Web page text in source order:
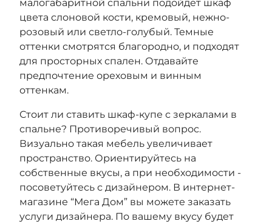
малогабаритной спальни подойдет шкаф
цвета слоновой кости, кремовый, нежно-
розовый или светло-голубый. Темные
оттенки смотрятся благородно, и подходят
для просторных спален. Отдавайте
предпочтение ореховым и винным
оттенкам.
Стоит ли ставить шкаф-купе с зеркалами в
спальне? Противоречивый вопрос.
Визуально такая мебель увеличивает
пространство. Ориентируйтесь на
собственные вкусы, а при необходимости -
посоветуйтесь с дизайнером. В интернет-
магазине “Мега Дом” вы можете заказать
услуги дизайнера. По вашему вкусу будет